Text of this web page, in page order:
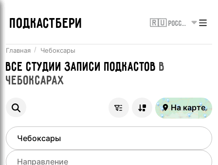
ПОДКАСТБЕРИ 🇷🇺 Россия
Главная Чебоксары
ВсеСтудии записи подкастов в
Чебоксарах
На карте